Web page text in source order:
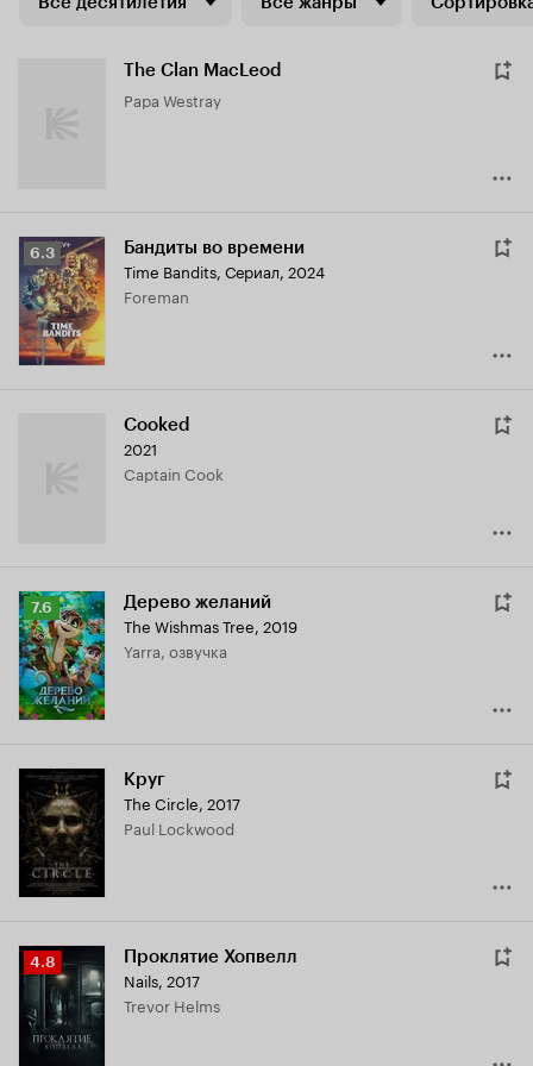
The Clan MacLeod
Papa Westray
Рейтинг
Кинопоиска
6.3
6.3 Бандиты во времени
Time Bandits, Сериал, 2024
Foreman
Cooked
2021
Captain Cook
Рейтинг
Кинопоиска
7.6
7.6 Дерево желаний
The Wishmas Tree, 2019
Yarra, озвучка
Круг
The Circle, 2017
Paul Lockwood
Рейтинг
Кинопоиска
4.8
4.8 Проклятие Хопвелл
Nails, 2017
Trevor Helms